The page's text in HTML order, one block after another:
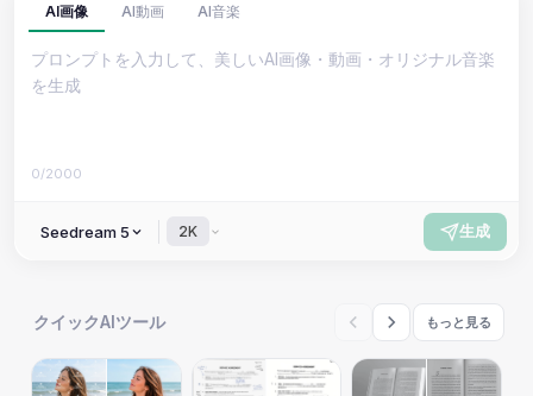
AI画像 AI動画 AI音楽
0/2000
Seedream 5 2K 生成
クイックAIツール もっと見る